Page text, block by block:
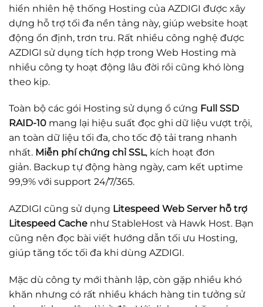
hiển nhiên hệ thống Hosting của AZDIGI được xây
dựng hỗ trợ tối đa nền tảng này, giúp website hoạt
động ổn định, trơn tru. Rất nhiều công nghệ được
AZDIGI sử dụng tích hợp trong Web Hosting mà
nhiều công ty hoạt động lâu đời rồi cũng khó lòng
theo kịp.
Toàn bộ các gói Hosting sử dụng ổ cứng Full SSD
RAID-10 mang lại hiệu suất đọc ghi dữ liệu vượt trội,
an toàn dữ liệu tối đa, cho tốc độ tải trang nhanh
nhất. Miễn phí chứng chỉ SSL, kích hoạt đơn
giản. Backup tự động hàng ngày, cam kết uptime
99,9% với support 24/7/365.
AZDIGI cũng sử dụng Litespeed Web Server hỗ trợ
Litespeed Cache như StableHost và Hawk Host. Bạn
cũng nên đọc bài viết hướng dẫn tối ưu Hosting,
giúp tăng tốc tối đa khi dùng AZDIGI.
Mặc dù công ty mới thành lập, còn gặp nhiều khó
khăn nhưng có rất nhiều khách hàng tin tưởng sử